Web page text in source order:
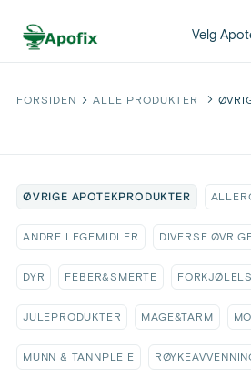
Velg
FORSIDEN ALLE PRODUKTER
ØVRIGE APOTEKPRODUKTER
ANDRE LEGEMIDLER DIVERSE
DYR FEBER&SMERTE
JULEPRODUKTER MAGE&TARM
MUNN & TANNPLEIE